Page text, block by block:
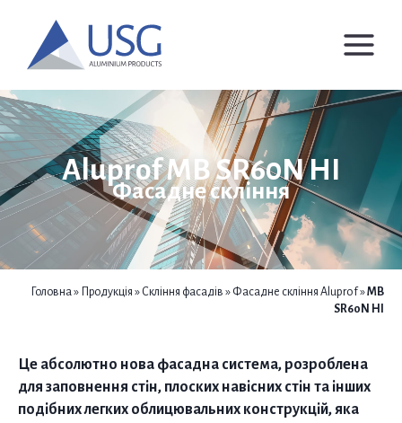
вмісту
Aluprof MB SR60N HI
Фасадне скління
Головна» Продукція » Скління фасадів » Фасадне скління Aluprof»MB
SR60N HI
Це абсолютно нова фасадна система, розроблена
для заповнення стін, плоских навісних стін та інших
подібних легких облицювальних конструкцій, яка